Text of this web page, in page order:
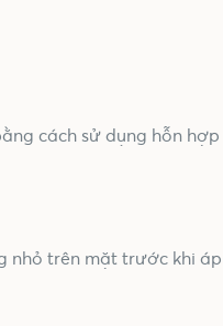
cách sử dụng hỗn
trên mặt trước khi